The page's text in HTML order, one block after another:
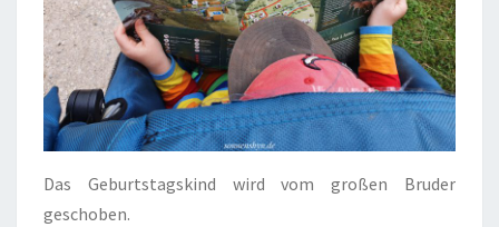
Das Geburtstagskind wird vom großen Bruder
geschoben.